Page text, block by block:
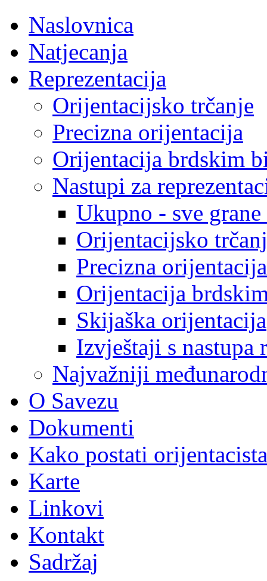
Naslovnica
Natjecanja
Reprezentacija
Orijentacijsko trčanje
Precizna orijentacija
Orijentacija brdskim
Nastupi za
Ukupno - sve
Orijentacijsko
Precizna orijentacija
Orijentacija
Skijaška orijentacija
Izvještaji s nastupa
Najvažniji
O Savezu
Dokumenti
Kako postati
Karte
Linkovi
Kontakt
Sadržaj